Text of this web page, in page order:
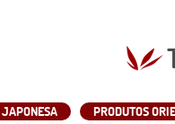
PRODUTOS